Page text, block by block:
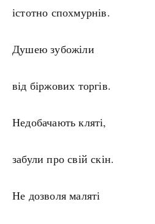
істотно спохмурнів.
Душею зубожіли
від біржових торгів.
Недобачають кляті,
забули про свій скін.
Не дозволя маляті